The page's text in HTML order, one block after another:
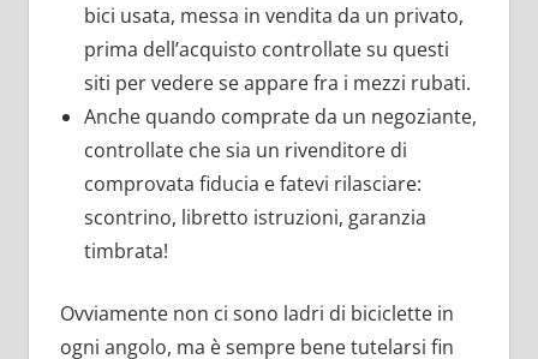
bici usata, messa in vendita da un privato,
prima dell’acquisto controllate su questi
siti per vedere se appare fra i mezzi rubati.
Anche quando comprate da un negoziante,
controllate che sia un rivenditore di
comprovata fiducia e fatevi rilasciare:
scontrino, libretto istruzioni, garanzia
timbrata!
Ovviamente non ci sono ladri di biciclette in
ogni angolo, ma è sempre bene tutelarsi fin